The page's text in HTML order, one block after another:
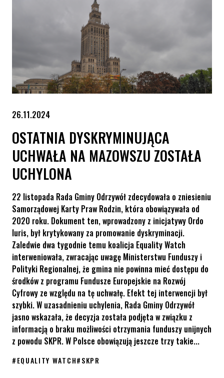
26.11.2024
OSTATNIA DYSKRYMINUJĄCA
UCHWAŁA NA MAZOWSZU ZOSTAŁA
UCHYLONA
22 listopada Rada Gminy Odrzywół zdecydowała o zniesieniu
Samorządowej Karty Praw Rodzin, która obowiązywała od
2020 roku. Dokument ten, wprowadzony z inicjatywy Ordo
Iuris, był krytykowany za promowanie dyskryminacji.
Zaledwie dwa tygodnie temu koalicja Equality Watch
interweniowała, zwracając uwagę Ministerstwu Funduszy i
Polityki Regionalnej, że gmina nie powinna mieć dostępu do
środków z programu Fundusze Europejskie na Rozwój
Cyfrowy ze względu na tę uchwałę. Efekt tej interwencji był
szybki. W uzasadnieniu uchylenia, Rada Gminy Odrzywół
jasno wskazała, że decyzja została podjęta w związku z
informacją o braku możliwości otrzymania funduszy unijnych
z powodu SKPR. W Polsce obowiązują jeszcze trzy takie...
#EQUALITY WATCH#SKPR